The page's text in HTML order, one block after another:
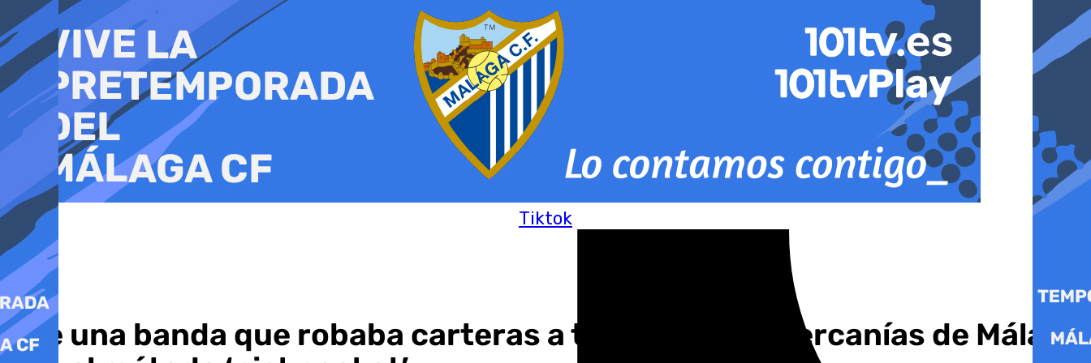
al
contenido
Tiktok
Cae una banda que robaba carteras a turistas en el Cercanías de Málaga